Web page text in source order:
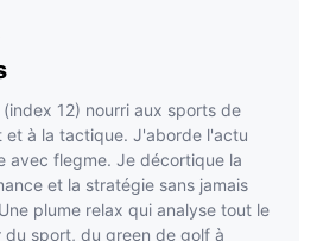
(index 12) nourri aux sports de
et à la tactique. J'aborde l'actu
avec flegme. Je décortique la
et la stratégie sans jamais
plume relax qui analyse tout le
du sport, du green de golf à